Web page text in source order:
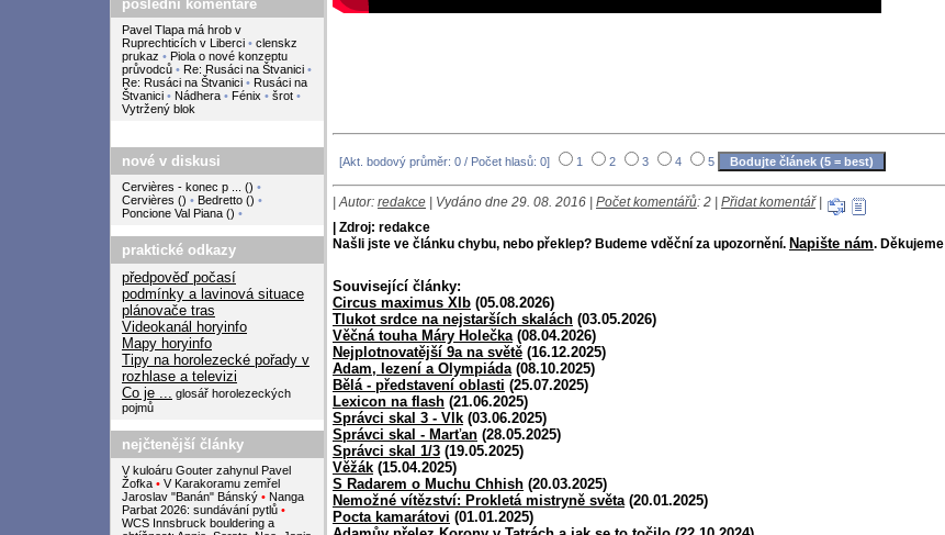
poslední komentáře
Pavel Tlapa má hrob v
Ruprechticích v Liberci • clenskz
prukaz • Piola o nové konzeptu
průvodců • Re: Rusáci na Štvanici •
Re: Rusáci na Štvanici • Rusáci na
Štvanici • Nádhera • Fénix • šrot •
Vytržený blok
nové v diskusi
Cervières - konec p ... () •
Cervières () • Bedretto () •
Poncione Val Piana () •
praktické odkazy
předpověď počasí
podmínky a lavinová situace
plánovače tras
Videokanál horyinfo
Mapy horyinfo
Tipy na horolezecké pořady v
rozhlase a televizi
Co je ... glosář horolezeckých
pojmů
nejčtenější články
V kuloáru Gouter zahynul Pavel
Žofka • V Karakoramu zemřel
Jaroslav "Banán" Bánský • Nanga
Parbat 2026: sundávání pytlů •
WCS Innsbruck bouldering a
[Akt. bodový průměr: 0 / Počet hlasů: 0] 1 2 3 4 5
| Autor: redakce | Vydáno dne 29. 08. 2016 | Počet komentářů: 2 | Přidat komentář|
| Zdroj: redakce
Našli jste ve článku chybu, nebo překlep? Budeme vděční za upozornění. Napište nám. Děkujeme
Související články:
Circus maximus XIb (05.08.2026)
Tlukot srdce na nejstarších skalách (03.05.2026)
Věčná touha Máry Holečka(08.04.2026)
Nejplotnovatější 9a na světě (16.12.2025)
Adam, lezení a Olympiáda(08.10.2025)
Bělá - představení oblasti (25.07.2025)
Lexicon na flash (21.06.2025)
Správci skal 3 - Vlk (03.06.2025)
Správci skal - Marťan (28.05.2025)
Správci skal 1/3 (19.05.2025)
Věžák (15.04.2025)
S Radarem o Muchu Chhish (20.03.2025)
Nemožné vítězství: Prokletá mistryně světa(20.01.2025)
Pocta kamarátovi (01.01.2025)